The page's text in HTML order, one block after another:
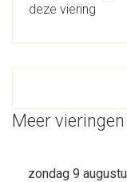
deze viering
Meer vieringen
zondag 9